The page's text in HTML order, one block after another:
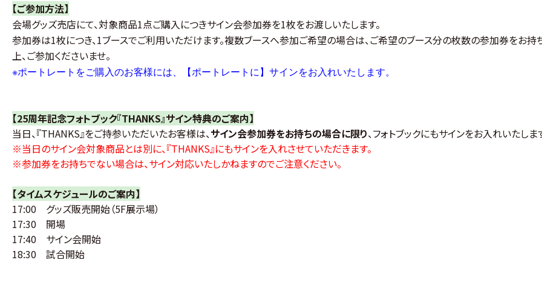
【ご参加方法】
会場グッズ売店にて、対象商品1点ご購入につきサイン会参加券を1枚をお渡しいたします。
参加券は1枚につき、1ブースでご利用いただけます。複数ブースへ参加ご希望の場合は、ご希望のブース分の枚数の参加券をお持
上、ご参加くださいませ。
※ポートレートをご購入のお客様には、【ポートレートに】サインをお入れいたします。
【25周年記念フォトブック『THANKS』サイン特典のご案内】
当日、『THANKS』をご持参いただいたお客様は、サイン会参加券をお持ちの場合に限り、フォトブックにもサインをお入れいたしま
※当日のサイン会対象商品とは別に、『THANKS』にもサインを入れさせていただきます。
※参加券をお持ちでない場合は、サイン対応いたしかねますのでご注意ください。
【タイムスケジュールのご案内】
17:00 グッズ販売開始（5F展示場）
17:30 開場
17:40 サイン会開始
18:30 試合開始